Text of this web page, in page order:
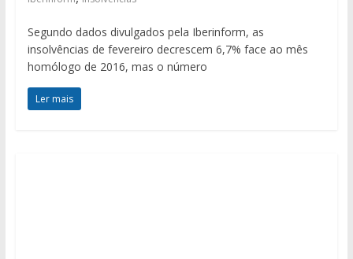
Segundo dados divulgados pela Iberinform, as
insolvências de fevereiro decrescem 6,7% face ao mês
homólogo de 2016, mas o número
Ler mais